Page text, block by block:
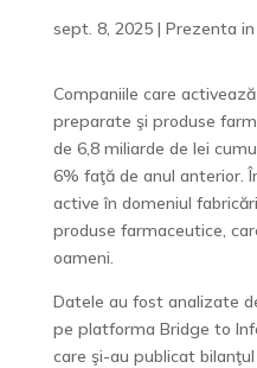
sept. 8, 2025| Prezenta
Companiile care
preparate şi produse
de 6,8 miliarde de lei
6% faţă de anul anterior.
active în domeniul
produse farmaceutice,
oameni.
Datele au fost analizate
pe platforma Bridge to
care şi-au publicat